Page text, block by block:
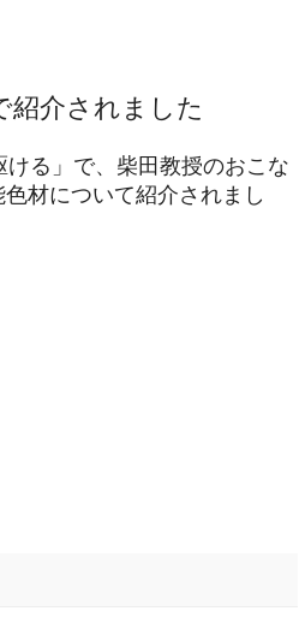
紹介されました
る」で、柴田教授のおこな
材について紹介されまし